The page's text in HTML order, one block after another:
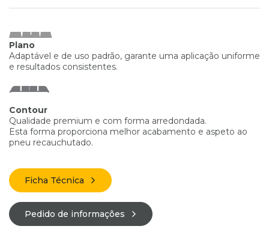
Plano
Adaptável e de uso padrão, garante uma aplicação uniforme
e resultados consistentes.
Contour
Qualidade premium e com forma arredondada.
Esta forma proporciona melhor acabamento e aspeto ao
pneu recauchutado.
Ficha Técnica
Pedido de informações